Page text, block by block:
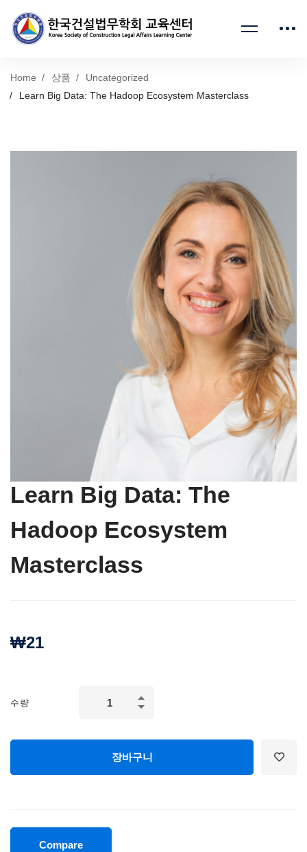
Home 상품
Uncategorized
Learn Big Data: The Hadoop Ecosystem Masterclass
Learn Big Data: The
Hadoop Ecosystem
Masterclass
₩21
수량
장바구니
Compare